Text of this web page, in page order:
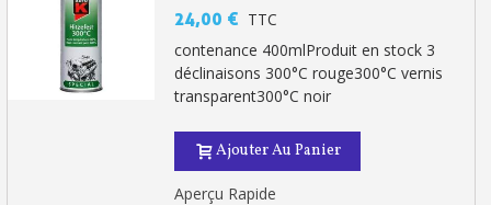
24,00 € TTC
contenance 400mlProduit en stock 3
déclinaisons 300°C rouge300°C vernis
transparent300°C noir
Ajouter Au Panier
Aperçu Rapide